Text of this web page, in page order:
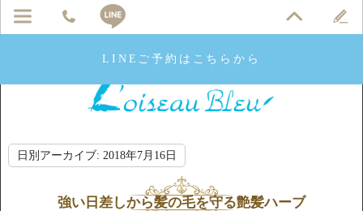
LINEご予約はこちらから
日別アーカイブ: 2018年7月16日
強い日差しから髪の毛を守る艶髪ハーブ